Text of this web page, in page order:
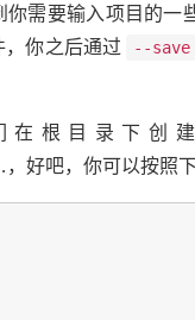
你需要输入项目的一
，你之后通过 --save
在根目录下创
好吧，你可以按照下